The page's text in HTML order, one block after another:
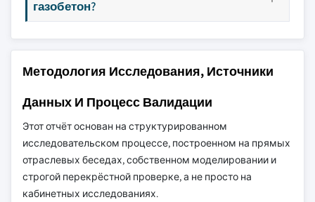
газобетон?
Методология Исследования, Источники
Данных И Процесс Валидации
Этот отчёт основан на структурированном
исследовательском процессе, построенном на прямых
отраслевых беседах, собственном моделировании и
строгой перекрёстной проверке, а не просто на
кабинетных исследованиях.